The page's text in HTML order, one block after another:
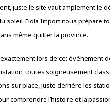
juste le site vaut amplement le
soleil. Fiola Import nous prépare
même quitter la province.
lors de cet événement
toutes soigneusement
sur place, juste derrière les
comprendre l’histoire et la